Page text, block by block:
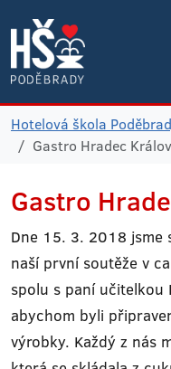
Hotelová škola
Gastro Hradec
Gastro
Dne 15. 3. 2018 jsme
naší první soutěže v
spolu s paní učitelkou
abychom byli
výrobky. Každý z nás